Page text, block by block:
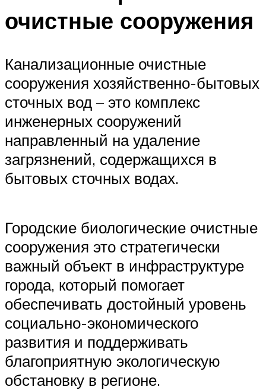
очистные сооружения
Канализационные очистные
сооружения хозяйственно-бытовых
сточных вод – это комплекс
инженерных сооружений
направленный на удаление
загрязнений, содержащихся в
бытовых сточных водах.
Городские биологические очистные
сооружения это стратегически
важный объект в инфраструктуре
города, который помогает
обеспечивать достойный уровень
социально-экономического
развития и поддерживать
благоприятную экологическую
обстановку в регионе.